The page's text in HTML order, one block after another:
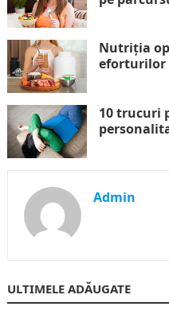
Nutriția
eforturilor
10 trucuri
Admin
ULTIMELE ADĂUGATE